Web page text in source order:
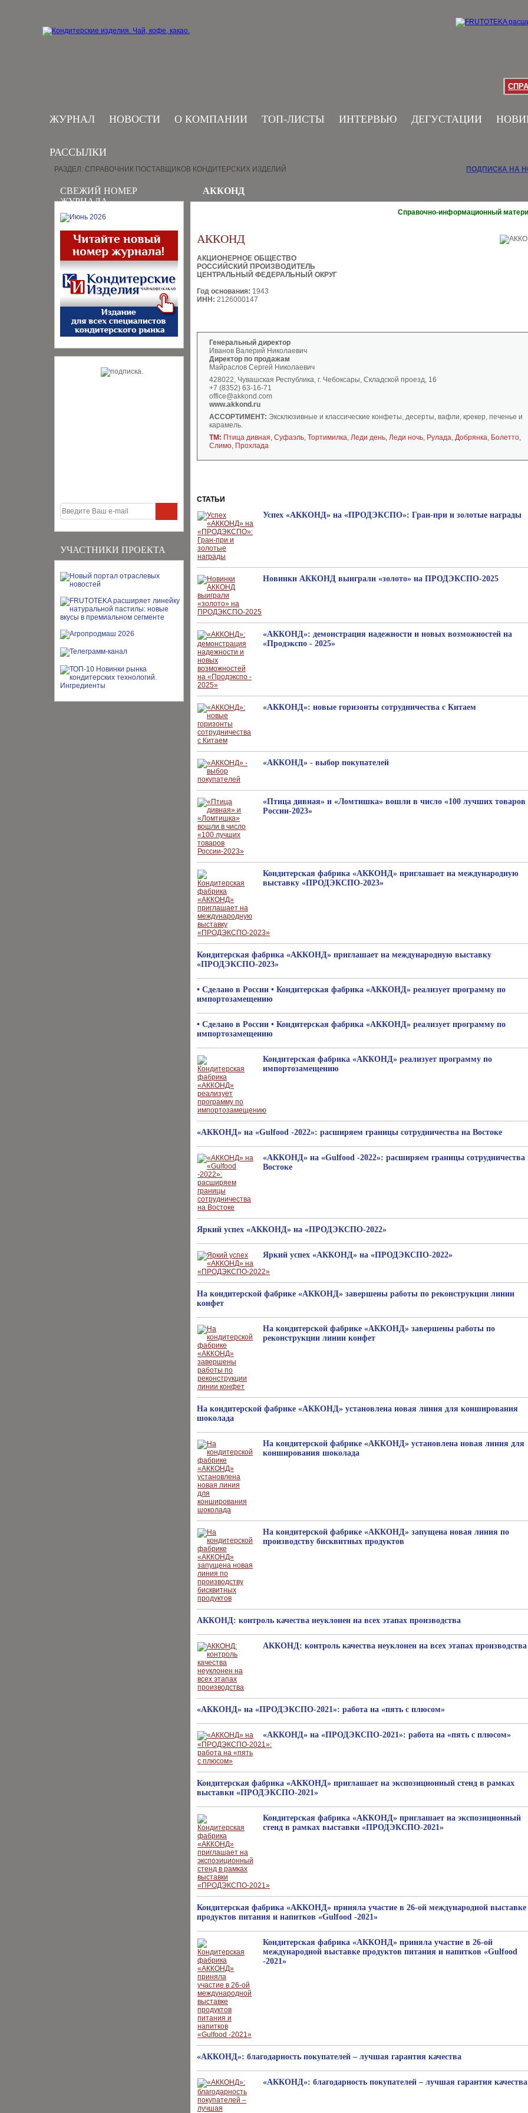
ЖУРНАЛ НОВОСТИ О КОМПАНИИ ТОП-ЛИСТЫ ИНТЕРВЬЮ ДЕГУСТАЦИИ
РАССЫЛКИ
СВЕЖИЙ НОМЕР
ЖУРНАЛА
УЧАСТНИКИ ПРОЕКТА
РАЗДЕЛ: СПРАВОЧНИК ПОСТАВЩИКОВ КОНДИТЕРСКИХ ИЗДЕЛИЙ ПОДПИСКА НА
АККОНД
Справочно-информационный
АККОНД
АКЦИОНЕРНОЕ ОБЩЕСТВО
РОССИЙСКИЙ ПРОИЗВОДИТЕЛЬ
ЦЕНТРАЛЬНЫЙ ФЕДЕРАЛЬНЫЙ ОКРУГ
Год основания: 1943
ИНН: 2126000147
Генеральный директор
Иванов Валерий Николаевич
Директор по продажам
Майраслов Сергей Николаевич
428022, Чувашская Республика, г. Чебоксары, Складской проезд, 16
+7 (8352) 63-16-71
office@akkond.com
www.akkond.ru
АССОРТИМЕНТ: Эксклюзивные и классические конфеты, десерты, вафли, крекер, печенье и
карамель.
ТМ: Птица дивная, Суфаэль, Тортимилка, Леди день, Леди ночь, Рулада, Добрянка, Болетто,
Слимо, Прохлада
СТАТЬИ
Успех «АККОНД» на «ПРОДЭКСПО»: Гран-при и золотые награды
Новинки АККОНД выиграли «золото» на ПРОДЭКСПО-2025
«АККОНД»: демонстрация надежности и новых возможностей на
«Продэкспо - 2025»
«АККОНД»: новые горизонты сотрудничества с Китаем
«АККОНД» - выбор покупателей
«Птица дивная» и «Ломтишка» вошли в число «100 лучших товаров
России-2023»
Кондитерская фабрика «АККОНД» приглашает на международную
выставку «ПРОДЭКСПО-2023»
Кондитерская фабрика «АККОНД» приглашает на международную выставку
«ПРОДЭКСПО-2023»
• Сделано в России • Кондитерская фабрика «АККОНД» реализует программу по
импортозамещению
• Сделано в России • Кондитерская фабрика «АККОНД» реализует программу по
импортозамещению
Кондитерская фабрика «АККОНД» реализует программу по
импортозамещению
«АККОНД» на «Gulfood -2022»: расширяем границы сотрудничества на Востоке
«АККОНД» на «Gulfood -2022»: расширяем границы сотрудничества
Востоке
Яркий успех «АККОНД» на «ПРОДЭКСПО-2022»
Яркий успех «АККОНД» на «ПРОДЭКСПО-2022»
На кондитерской фабрике «АККОНД» завершены работы по реконструкции линии
конфет
На кондитерской фабрике «АККОНД» завершены работы по
реконструкции линии конфет
На кондитерской фабрике «АККОНД» установлена новая линия для конширования
шоколада
На кондитерской фабрике «АККОНД» установлена новая линия для
конширования шоколада
На кондитерской фабрике «АККОНД» запущена новая линия по
производству бисквитных продуктов
АККОНД: контроль качества неуклонен на всех этапах производства
АККОНД: контроль качества неуклонен на всех этапах производства
«АККОНД» на «ПРОДЭКСПО-2021»: работа на «пять с плюсом»
«АККОНД» на «ПРОДЭКСПО-2021»: работа на «пять с плюсом»
Кондитерская фабрика «АККОНД» приглашает на экспозиционный стенд в рамках
выставки «ПРОДЭКСПО-2021»
Кондитерская фабрика «АККОНД» приглашает на экспозиционный
стенд в рамках выставки «ПРОДЭКСПО-2021»
Кондитерская фабрика «АККОНД» приняла участие в 26-ой международной выставке
продуктов питания и напитков «Gulfood -2021»
Кондитерская фабрика «АККОНД» приняла участие в 26-ой
международной выставке продуктов питания и напитков «Gulfood
-2021»
«АККОНД»: благодарность покупателей – лучшая гарантия качества
«АККОНД»: благодарность покупателей – лучшая гарантия качества